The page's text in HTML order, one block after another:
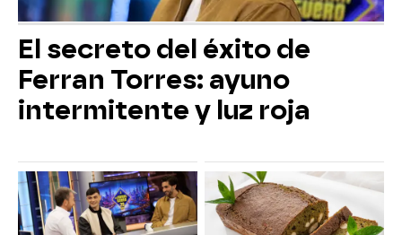
El secreto del éxito de
Ferran Torres: ayuno
intermitente y luz roja